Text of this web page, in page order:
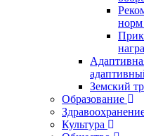
Земский
Образование
Культура